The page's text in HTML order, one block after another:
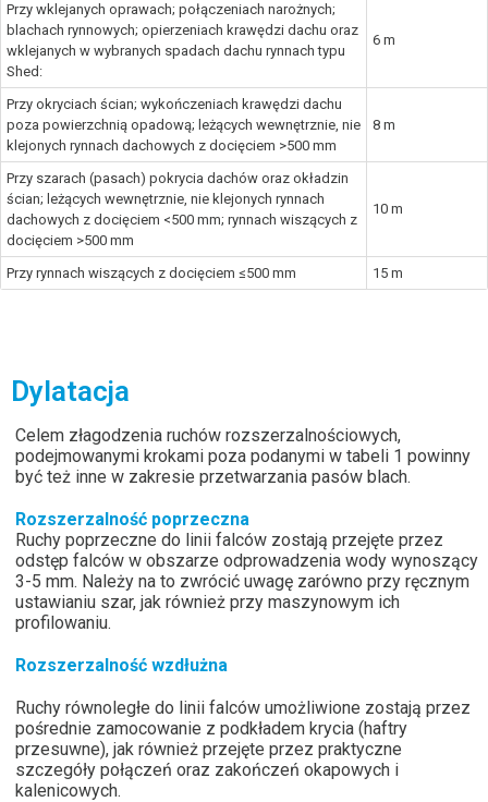
Przy wklejanych oprawach; połączeniach narożnych;
blachach rynnowych; opierzeniach krawędzi dachu oraz
wklejanych w wybranych spadach dachu rynnach typu
Shed:
6 m
Przy okryciach ścian; wykończeniach krawędzi dachu
poza powierzchnią opadową; leżących wewnętrznie, nie
klejonych rynnach dachowych z docięciem >500 mm
8 m
Przy szarach (pasach) pokrycia dachów oraz okładzin
ścian; leżących wewnętrznie, nie klejonych rynnach
dachowych z docięciem <500 mm; rynnach wiszących z
docięciem >500 mm
10 m
Przy rynnach wiszących z docięciem ≤500 mm 15 m
Dylatacja
Celem złagodzenia ruchów rozszerzalnościowych,
podejmowanymi krokami poza podanymi w tabeli 1 powinny
być też inne w zakresie przetwarzania pasów blach.
Rozszerzalność poprzeczna
Ruchy poprzeczne do linii falców zostają przejęte przez
odstęp falców w obszarze odprowadzenia wody wynoszący
3-5 mm. Należy na to zwrócić uwagę zarówno przy ręcznym
ustawianiu szar, jak również przy maszynowym ich
profilowaniu.
Rozszerzalność wzdłużna
Ruchy równoległe do linii falców umożliwione zostają przez
pośrednie zamocowanie z podkładem krycia (haftry
przesuwne), jak również przejęte przez praktyczne
szczegóły połączeń oraz zakończeń okapowych i
kalenicowych.